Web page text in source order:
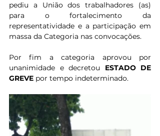
pediu a União dos trabalhadores (as)
para o fortalecimento da
representatividade e a participação em
massa da Categoria nas convocações.
Por fim a categoria aprovou por
unanimidade e decretou ESTADO DE
GREVE por tempo indeterminado.